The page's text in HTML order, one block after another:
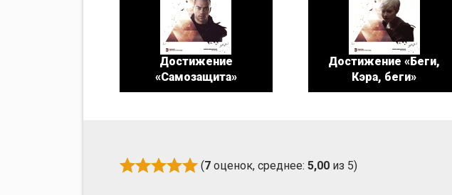
Достижение
«Самозащита»
Достижение «Беги,
Кэра, беги»
(7 оценок, среднее:5,00 из 5)